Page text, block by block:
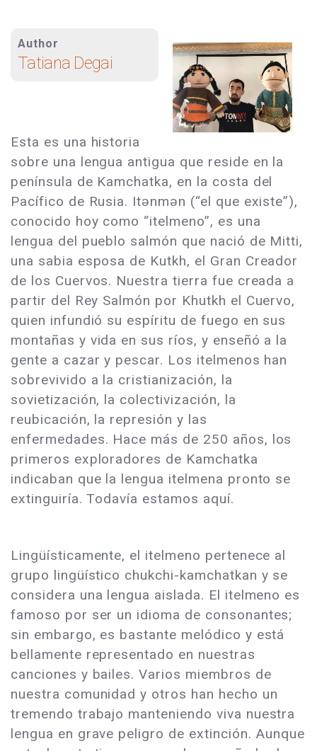
Author
Tatiana Degai
Esta es una historia
sobre una lengua antigua que reside en la
península de Kamchatka, en la costa del
Pacífico de Rusia. Itǝnmǝn (“el que existe”),
conocido hoy como “itelmeno”, es una
lengua del pueblo salmón que nació de Mitti,
una sabia esposa de Kutkh, el Gran Creador
de los Cuervos. Nuestra tierra fue creada a
partir del Rey Salmón por Khutkh el Cuervo,
quien infundió su espíritu de fuego en sus
montañas y vida en sus ríos, y enseñó a la
gente a cazar y pescar. Los itelmenos han
sobrevivido a la cristianización, la
sovietización, la colectivización, la
reubicación, la represión y las
enfermedades. Hace más de 250 años, los
primeros exploradores de Kamchatka
indicaban que la lengua itelmena pronto se
extinguiría. Todavía estamos aquí.
Lingüísticamente, el itelmeno pertenece al
grupo lingüístico chukchi-kamchatkan y se
considera una lengua aislada. El itelmeno es
famoso por ser un idioma de consonantes;
sin embargo, es bastante melódico y está
bellamente representado en nuestras
canciones y bailes. Varios miembros de
nuestra comunidad y otros han hecho un
tremendo trabajo manteniendo viva nuestra
lengua en grave peligro de extinción. Aunque